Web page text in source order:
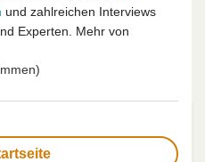
und zahlreichen Interviews
Experten. Mehr von